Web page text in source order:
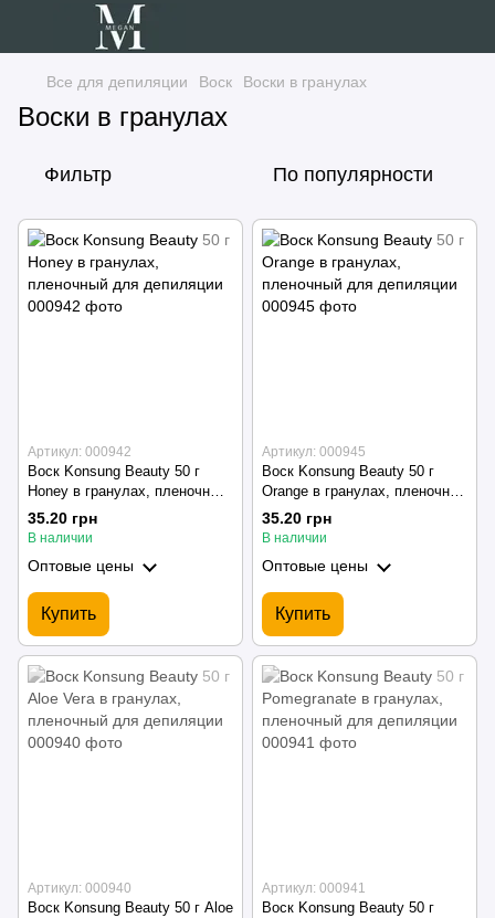
Все для депиляции Воск Воски в гранулах
Воски в гранулах
Фильтр По популярности
Артикул: 000942
Воск Konsung Beauty 50 г
Honey в гранулах, пленочный
для депиляции
35.20 грн
В наличии
Оптовые цены
Купить
Артикул: 000945
Воск Konsung Beauty 50 г
Orange в гранулах, пленочный
для депиляции
35.20 грн
В наличии
Оптовые цены
Купить
Артикул: 000940
Воск Konsung Beauty 50 г Aloe
Артикул: 000941
Воск Konsung Beauty 50 г